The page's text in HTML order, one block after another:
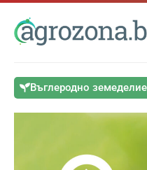
Въглеродно земеделие